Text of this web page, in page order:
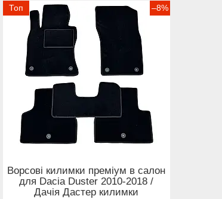
Топ –8%
Ворсові килимки преміум в салон
для Dacia Duster 2010-2018 /
Дачія Дастер килимки